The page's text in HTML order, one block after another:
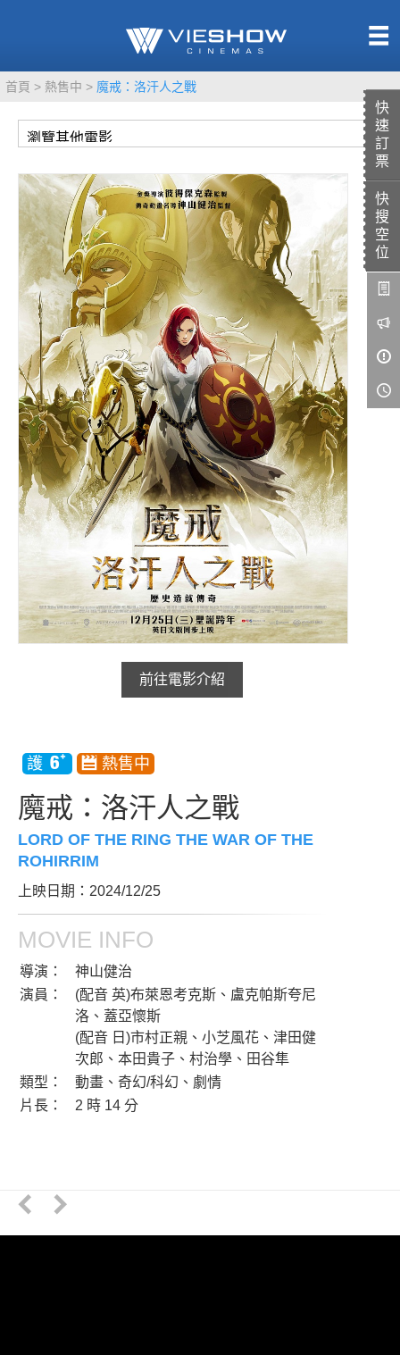
快
速
訂
票
快
搜
空
位
首頁 熱售中 魔戒：洛汗人之戰
前往電影介紹
魔戒：洛汗人之戰
LORD OF THE RING THE WAR OF THE
ROHIRRIM
上映日期：2024/12/25
MOVIE INFO
導演：
神山健治
演員：
(配音 英)布萊恩考克斯、盧克帕斯夸尼
洛、蓋亞懷斯
(配音 日)市村正親、小芝風花、津田健
次郎、本田貴子、村治學、田谷隼
類型：
動畫、奇幻/科幻、劇情
片長：
2 時 14 分
TITAN SCREEN
MUCROWN
IMAX
4DX
VR 演唱會
GOLD CLASS
AD口述影像
LIVE演唱會
影城餐飲
UNICORN
影城公告
影城活動
中獎名單
合作夥伴
商家介紹
加入iShow
會員Q&A